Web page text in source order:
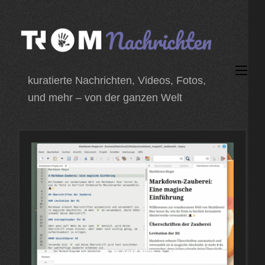
Zum
Inhalt
springen
drücken)
kuratierte Nachrichten, Videos, Fotos,
und mehr – von der ganzen Welt
28 April 2025 trom